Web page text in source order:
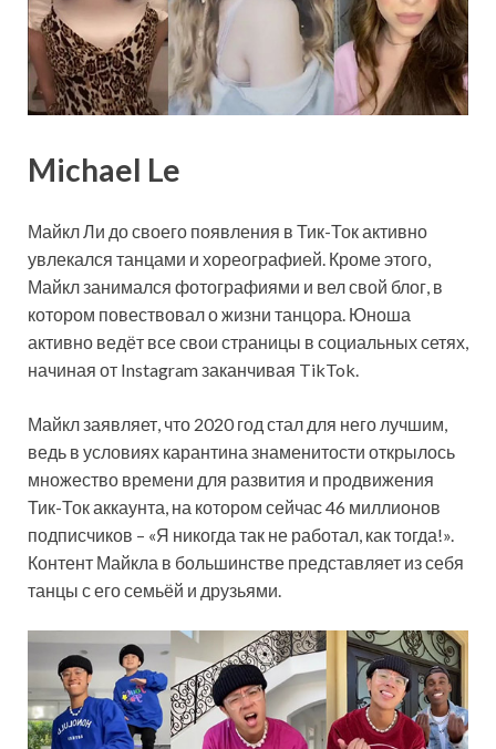
Michael Le
Майкл Ли до своего появления в Тик-Ток активно
увлекался танцами и хореографией. Кроме этого,
Майкл занимался фотографиями и вел свой блог, в
котором повествовал о жизни танцора. Юноша
активно ведёт все свои страницы в социальных сетях,
начиная от Instagram заканчивая TikTok.
Майкл заявляет, что 2020 год стал для него лучшим,
ведь в условиях карантина знаменитости открылось
множество времени для развития и продвижения
Тик-Ток аккаунта, на котором сейчас 46 миллионов
подписчиков – «Я никогда так не работал, как тогда!».
Контент Майкла в большинстве представляет из себя
танцы с его семьёй и друзьями.